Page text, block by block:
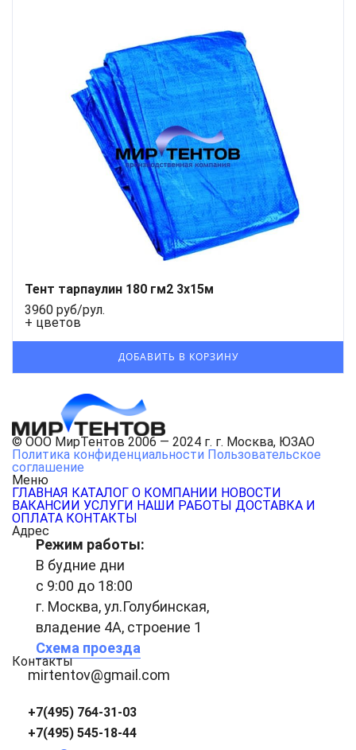
Тент тарпаулин 180 гм2 3x15м
3960 руб/рул.
+ цветов
© ООО МирТентов 2006 — 2024 г. г. Москва, ЮЗАО
Политика конфиденциальности Пользовательское
соглашение
Меню
ГЛАВНАЯ КАТАЛОГ О КОМПАНИИ НОВОСТИ
ВАКАНСИИ УСЛУГИ НАШИ РАБОТЫ ДОСТАВКА И
ОПЛАТА КОНТАКТЫ
Адрес
Режим работы:
В будние дни
с 9:00 до 18:00
г. Москва, ул.Голубинская,
владение 4А, строение 1
Схема проезда
Контакты
mirtentov@gmail.com
+7(495) 764-31-03
+7(495) 545-18-44